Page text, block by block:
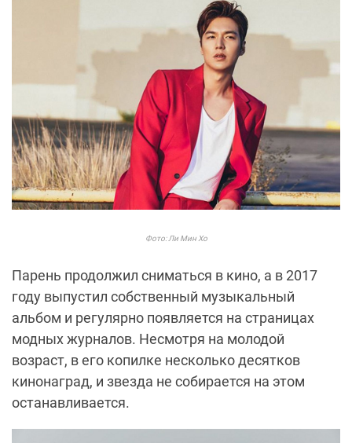
Фото: Ли Мин Хо
Парень продолжил сниматься в кино, а в 2017
году выпустил собственный музыкальный
альбом и регулярно появляется на страницах
модных журналов. Несмотря на молодой
возраст, в его копилке несколько десятков
кинонаград, и звезда не собирается на этом
останавливается.